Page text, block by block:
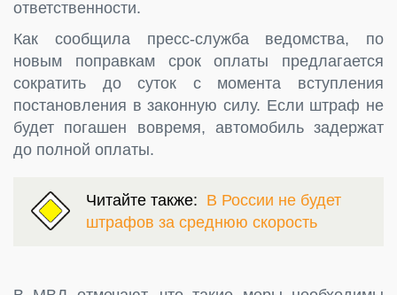
ответственности.
Как сообщила пресс-служба ведомства, по
новым поправкам срок оплаты предлагается
сократить до суток с момента вступления
постановления в законную силу. Если штраф не
будет погашен вовремя, автомобиль задержат
до полной оплаты.
Читайте также: В России не будет
штрафов за среднюю скорость